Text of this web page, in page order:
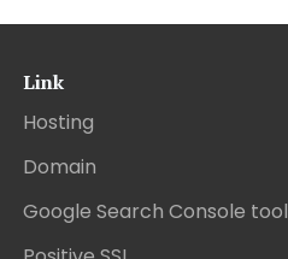
Link
Hosting
Domain
Google Search Console tool